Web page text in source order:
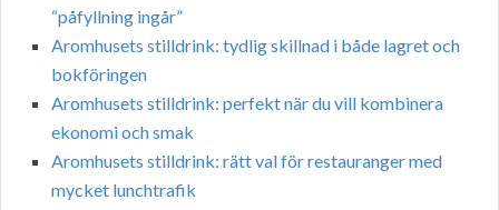
“påfyllning ingår”
Aromhusets stilldrink: tydlig skillnad i både lagret och
bokföringen
Aromhusets stilldrink: perfekt när du vill kombinera
ekonomi och smak
Aromhusets stilldrink: rätt val för restauranger med
mycket lunchtrafik